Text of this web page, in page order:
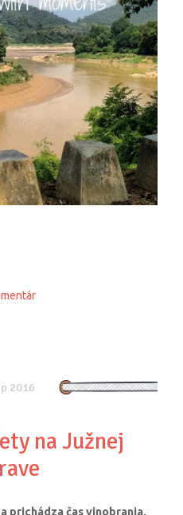
2016
na Južnej
prichádza čas vinobrania,